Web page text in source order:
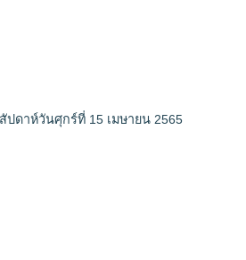
ดาห์วันศุกร์ที่ 15 เมษายน 2565